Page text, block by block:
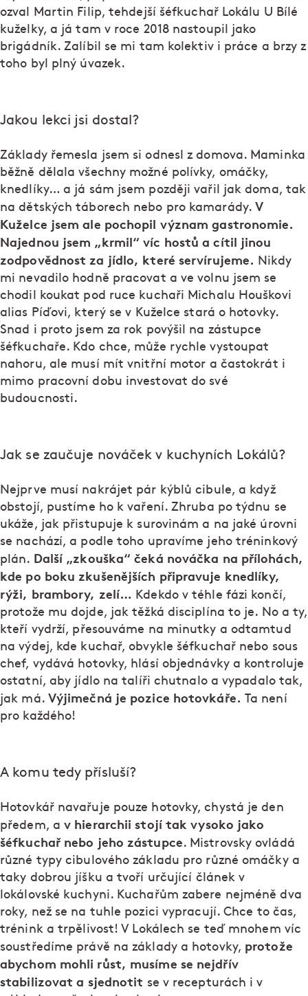
ozval Martin Filip, tehdejší šéfkuchař Lokálu U Bílé
kuželky, a já tam v roce 2018 nastoupil jako
brigádník. Zalíbil se mi tam kolektiv i práce a brzy z
toho byl plný úvazek.
Jakou lekci jsi dostal?
Základy řemesla jsem si odnesl z domova. Maminka
běžně dělala všechny možné polívky, omáčky,
knedlíky… a já sám jsem později vařil jak doma, tak
na dětských táborech nebo pro kamarády.V
Kuželce jsem ale pochopil význam gastronomie.
Najednou jsem „krmil“ víc hostů a cítil jinou
zodpovědnost za jídlo, které servírujeme. Nikdy
mi nevadilo hodně pracovat a ve volnu jsem se
chodil koukat pod ruce kuchaři Michalu Houškovi
alias Píďovi, který se v Kuželce stará o hotovky.
Snad i proto jsem za rok povýšil na zástupce
šéfkuchaře. Kdo chce, může rychle vystoupat
nahoru, ale musí mít vnitřní motor a častokrát i
mimo pracovní dobu investovat do své
budoucnosti.
Jak se zaučuje nováček v kuchyních Lokálů?
Nejprve musí nakrájet pár kýblů cibule, a když
obstojí, pustíme ho k vaření. Zhruba po týdnu se
ukáže, jak přistupuje k surovinám a na jaké úrovni
se nachází, a podle toho upravíme jeho tréninkový
plán. Další „zkouška“ čeká nováčka na přílohách,
kde po boku zkušenějších připravuje knedlíky,
rýži, brambory, zelí… Kdekdo v téhle fázi končí,
protože mu dojde, jak těžká disciplína to je. No a ty,
kteří vydrží, přesouváme na minutky a odtamtud
na výdej, kde kuchař, obvykle šéfkuchař nebo sous
chef, vydává hotovky, hlásí objednávky a kontroluje
ostatní, aby jídlo na talíři chutnalo a vypadalo tak,
jak má. Výjimečná je pozice hotovkáře. Ta není
pro každého!
A komu tedy přísluší?
Hotovkář navařuje pouze hotovky, chystá je den
předem, av hierarchii stojí tak vysoko jako
šéfkuchař nebo jeho zástupce. Mistrovsky ovládá
různé typy cibulového základu pro různé omáčky a
taky dobrou jíšku a tvoří určující článek v
lokálovské kuchyni. Kuchařům zabere nejméně dva
roky, než se na tuhle pozici vypracují. Chce to čas,
trénink a trpělivost! V Lokálech se teď mnohem víc
soustředíme právě na základy a hotovky, protože
abychom mohli růst, musíme se nejdřív
stabilizovat a sjednotit se v recepturách i v